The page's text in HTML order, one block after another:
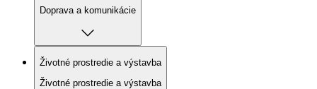
Doprava a komunikácie
Životné prostredie a výstavba
Životné prostredie a výstavba